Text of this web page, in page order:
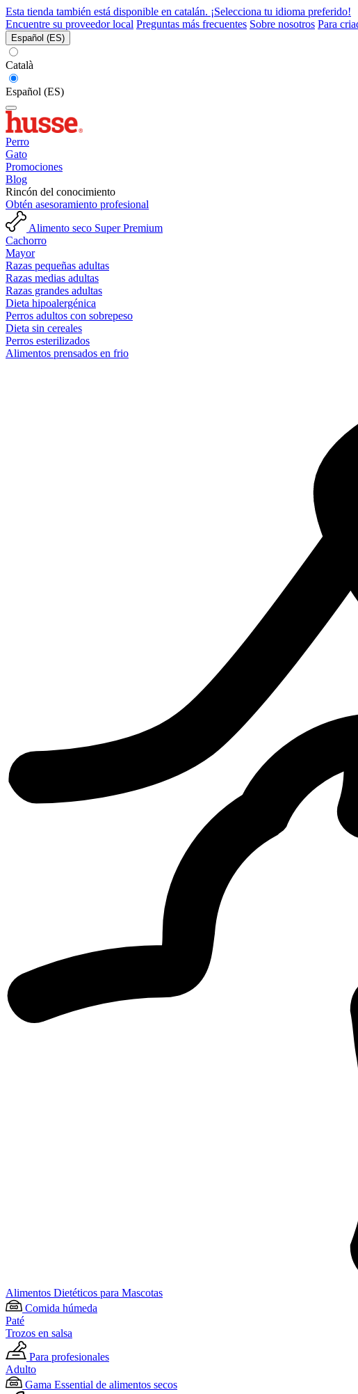
Esta tienda también está disponible en catalán. ¡Selecciona tu idioma preferido!
Encuentre su proveedor local Preguntas más frecuentes Sobre nosotros Para
Español (ES)
Català
Español (ES)
Perro
Gato
Promociones
Blog
Rincón del conocimiento
Obtén asesoramiento profesional
Alimento seco Super Premium
Cachorro
Mayor
Razas pequeñas adultas
Razas medias adultas
Razas grandes adultas
Dieta hipoalergénica
Perros adultos con sobrepeso
Dieta sin cereales
Perros esterilizados
Alimentos prensados en frio
Alimentos Dietéticos para Mascotas
Comida húmeda
Paté
Trozos en salsa
Para profesionales
Adulto
Gama Essential de alimentos secos